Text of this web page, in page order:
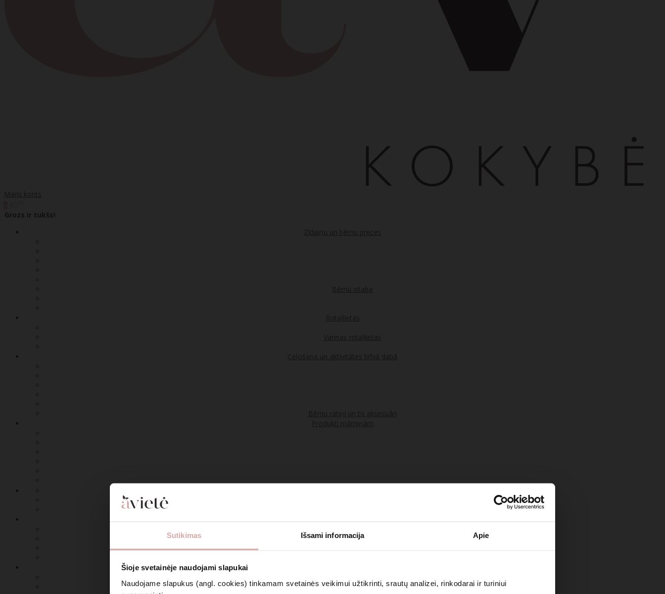
Sutikimas Išsami informacija Apie
Šioje svetainėje naudojami slapukai
Naudojame slapukus (angl. cookies) tinkamam svetainės veikimui užtikrinti, srautų analizei, rinkodarai ir turiniui
Mans konts
Grozs ir tukšs!
Zīdaiņu un bērnu preces
Bērnu istaba
Rotaļlietas
Vannas rotaļlietas
Ceļošana un aktivitātes brīvā dabā
Bērnu ratiņi un to aksesuāri
Produkti māmiņām